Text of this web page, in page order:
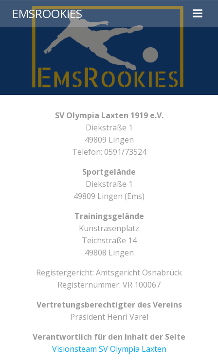
EMSROOKIES
SV Olympia Laxten 1919 e.V.
Diekstraße 1
49809 Lingen
Telefon: 0591/73524
Sportgelände
Diekstraße 1
49809 Lingen (Ems)
Trainingsgelände
Kunstrasenplatz
Teichstraße 14
49808 Lingen
Registergericht: Amtsgericht Osnabrück
Registernummer: VR 100067
Vertretungsberechtigter des Vereins
Präsident Henri Varel
Verantwortlich für den Inhalt der Seite
Visionsteam SV Olympia Laxten